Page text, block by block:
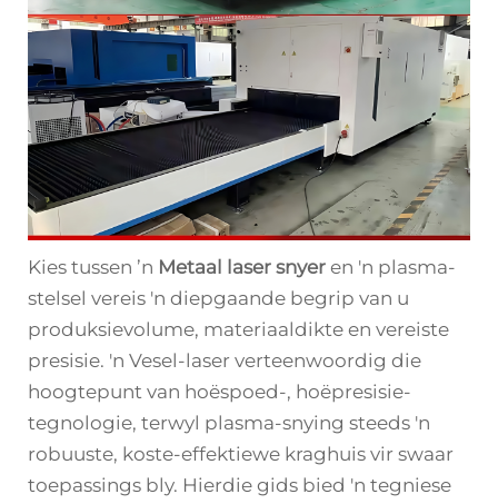
Kies tussen ’n Metaal laser snyer en 'n plasma-
stelsel vereis 'n diepgaande begrip van u
produksievolume, materiaaldikte en vereiste
presisie. 'n Vesel-laser verteenwoordig die
hoogtepunt van hoëspoed-, hoëpresisie-
tegnologie, terwyl plasma-snying steeds 'n
robuuste, koste-effektiewe kraghuis vir swaar
toepassings bly. Hierdie gids bied 'n tegniese